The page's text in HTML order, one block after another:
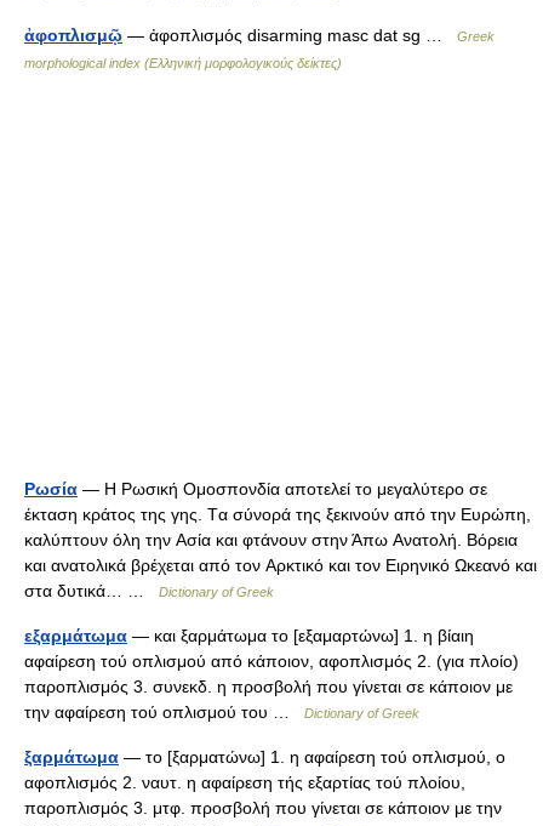
ἀφοπλισμῷ — ἀφοπλισμός disarming masc dat sg …
Greek
morphological index (Ελληνική μορφολογικούς δείκτες)
Ρωσία — H Pωσική Oμοσπονδία αποτελεί το μεγαλύτερο σε
έκταση κράτος της γης. Tα σύνορά της ξεκινούν από την Eυρώπη,
καλύπτουν όλη την Aσία και φτάνουν στην Άπω Aνατολή. Bόρεια
και ανατολικά βρέχεται από τον Aρκτικό και τον Eιρηνικό Ωκεανό και
στα δυτικά… …
Dictionary of Greek
εξαρμάτωμα — και ξαρμάτωμα το [εξαμαρτώνω] 1. η βίαιη
αφαίρεση τού οπλισμού από κάποιον, αφοπλισμός 2. (για πλοίο)
παροπλισμός 3. συνεκδ. η προσβολή που γίνεται σε κάποιον με
την αφαίρεση τού οπλισμού του …
Dictionary of Greek
ξαρμάτωμα — το [ξαρματώνω] 1. η αφαίρεση τού οπλισμού, ο
αφοπλισμός 2. ναυτ. η αφαίρεση τής εξαρτίας τού πλοίου,
παροπλισμός 3. μτφ. προσβολή που γίνεται σε κάποιον με την